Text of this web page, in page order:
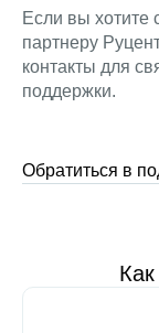
Если вы хотите
партнеру
контакты для
поддержки.
Обратиться в